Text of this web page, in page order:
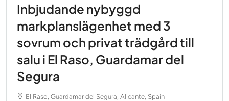
Inbjudande nybyggd
markplanslägenhet med 3
sovrum och privat trädgård till
salu i El Raso, Guardamar del
Segura
El Raso, Guardamar del Segura, Alicante, Spain